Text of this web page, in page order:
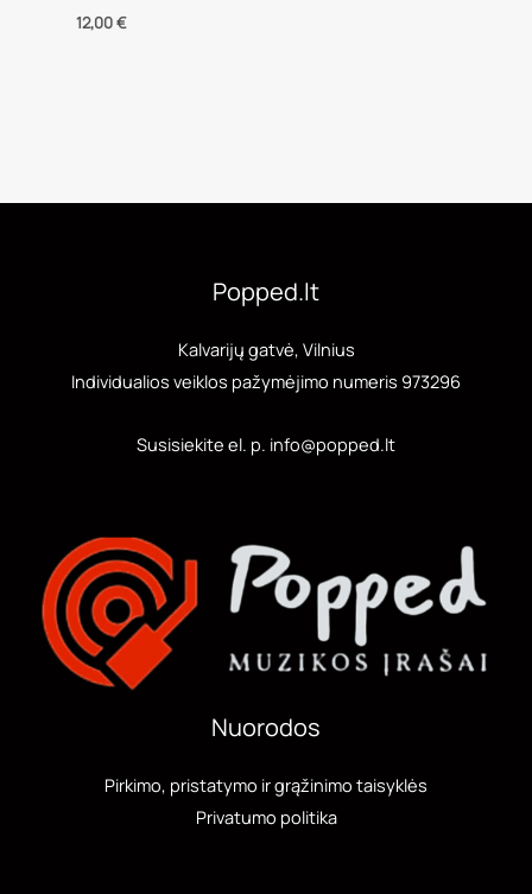
12,00€
Popped.lt
Kalvarijų gatvė, Vilnius
Individualios veiklos pažymėjimo numeris 973296
Susisiekite el. p. info@popped.lt
Nuorodos
Pirkimo, pristatymo ir grąžinimo taisyklės
Privatumo politika